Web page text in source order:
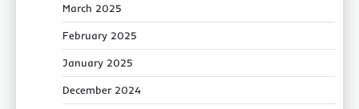
March 2025
February 2025
January 2025
December 2024